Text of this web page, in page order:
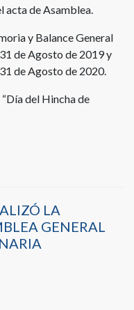
acta de Asamblea.
y Balance General
de Agosto de 2019 y
de Agosto de 2020.
del Hincha de
LA
GENERAL